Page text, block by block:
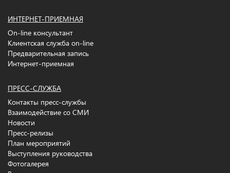
ИНТЕРНЕТ-ПРИЕМНАЯ
On-line консультант
Клиентская служба on-line
Предварительная запись
Интернет-приемная
ПРЕСС-СЛУЖБА
Контакты пресс-службы
Взаимодействие со СМИ
Новости
Пресс-релизы
План мероприятий
Выступления руководства
Фотогалерея